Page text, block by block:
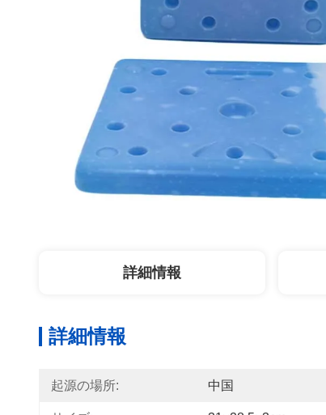
詳細情報
詳細情報
起源の場所: 中国